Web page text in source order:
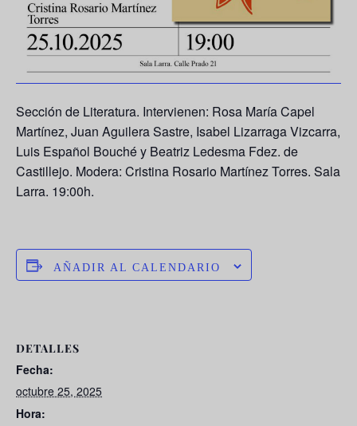
Sección de Literatura. Intervienen: Rosa María Capel
Martínez, Juan Aguilera Sastre, Isabel Lizarraga Vizcarra,
Luis Español Bouché y Beatriz Ledesma Fdez. de
Castillejo. Modera: Cristina Rosario Martínez Torres. Sala
Larra. 19:00h.
AÑADIR AL CALENDARIO
DETALLES
Fecha:
octubre 25, 2025
Hora: